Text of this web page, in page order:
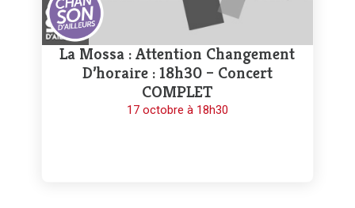
La Mossa : Attention Changement
D’horaire : 18h30 – Concert
COMPLET
17 octobre à 18h30